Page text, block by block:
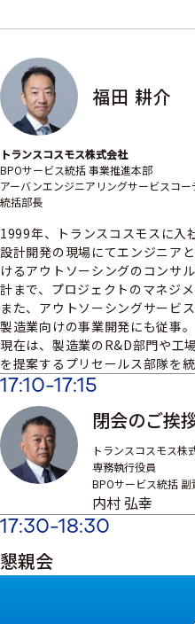
福田 耕介
トランスコスモス株式会社
BPOサービス統括 事業推進本部
アーバンエンジニアリングサービスコ
統括部長
1999年、トランスコスモスに入
設計開発の現場にてエンジニア
けるアウトソーシングのコンサ
計まで、プロジェクトのマネジメ
また、アウトソーシングサービ
製造業向けの事業開発にも従事。
現在は、製造業のR&D部門や工
を提案するプリセールス部隊を統
17:10-17:15
閉会のご挨
トランスコスモス株
専務執行役員
BPOサービス統括 副
内村 弘幸
17:30-18:30
懇親会